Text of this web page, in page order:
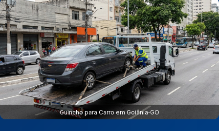
Guincho para Carro em Goiânia‑GO